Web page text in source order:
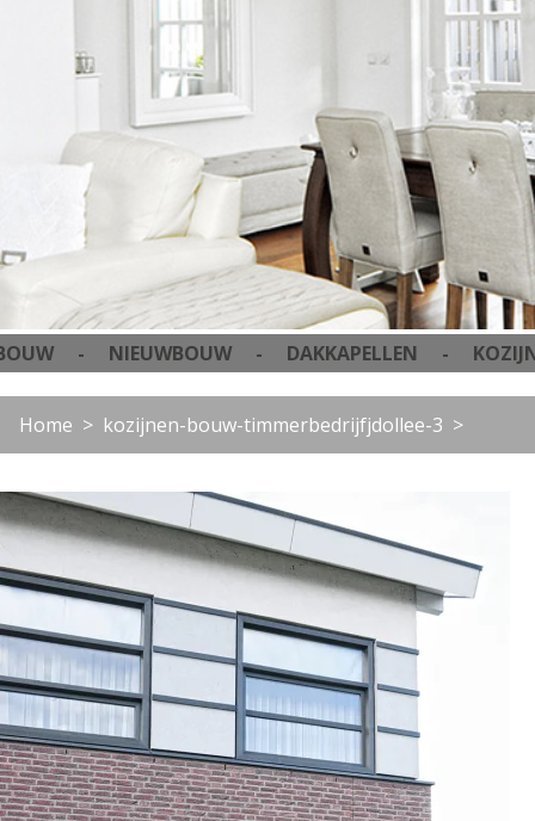
- NIEUWBOUW - DAKKAPELLEN -
Home kozijnen-bouw-timmerbedrijfjdollee-3